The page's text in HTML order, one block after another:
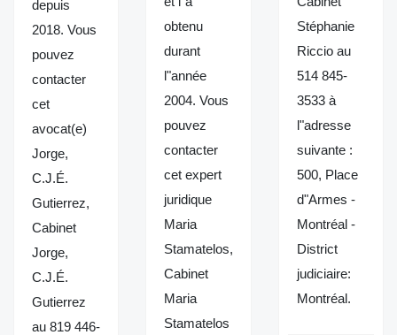
depuis
2018. Vous
pouvez
contacter
cet
avocat(e)
Jorge,
C.J.É.
Gutierrez,
Cabinet
Jorge,
C.J.É.
Gutierrez
au 819 446-
obtenu
durant
l"année
2004. Vous
pouvez
contacter
cet expert
juridique
Maria
Stamatelos,
Cabinet
Maria
Stamatelos
Stéphanie
Riccio au
514 845-
3533 à
l"adresse
suivante :
500, Place
d"Armes -
Montréal -
District
judiciaire:
Montréal.